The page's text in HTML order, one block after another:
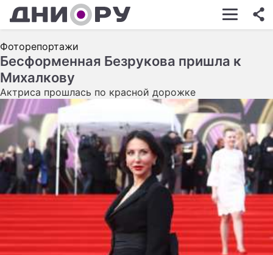
ШОУ-БИЗНЕС
НЕДВИЖИМОСТЬ
ЗДОРОВЬЕ
ЭКОНОМИКА
ПРОИСШЕСТВИЯ
СОННИК
СТИЛЬ ЖИЗНИ
СЕРИАЛЫ
Фоторепортажи
Бесформенная Безрукова пришла к
Михалкову
Актриса прошлась по красной дорожке